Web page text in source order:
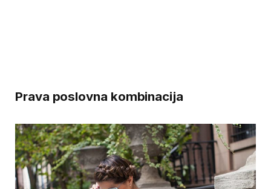
Prava poslovna kombinacija